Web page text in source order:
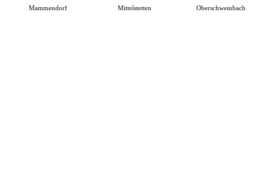
Mammendorf Mittelstetten Oberschweinbach